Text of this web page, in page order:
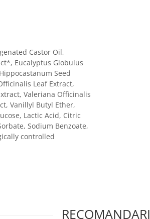
Castor Oil,
Eucalyptus Globulus
Seed
Leaf Extract,
Valeriana Officinalis
Vanillyl Butyl Ether,
Lactic Acid, Citric
Sodium Benzoate,
controlled
RECOMANDARI